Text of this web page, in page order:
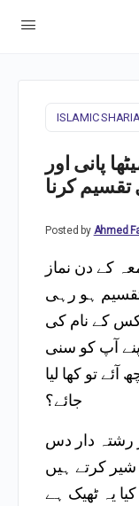
ISLAMIC
پانی اور
کرنا
Posted by Ahmed
کے دن نماز
تقسیم ہو رہی
کے نام کی
آپ کو سنی
تو کھا لیا
جائے؟
رشتہ دار دس
شیر کرتے ہیں
یہ ٹھیک ہے